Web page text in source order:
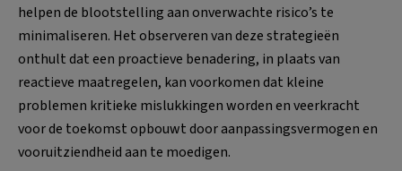
helpen de blootstelling aan onverwachte risico’s te
minimaliseren. Het observeren van deze strategieën
onthult dat een proactieve benadering, in plaats van
reactieve maatregelen, kan voorkomen dat kleine
problemen kritieke mislukkingen worden en veerkracht
voor de toekomst opbouwt door aanpassingsvermogen en
vooruitziendheid aan te moedigen.